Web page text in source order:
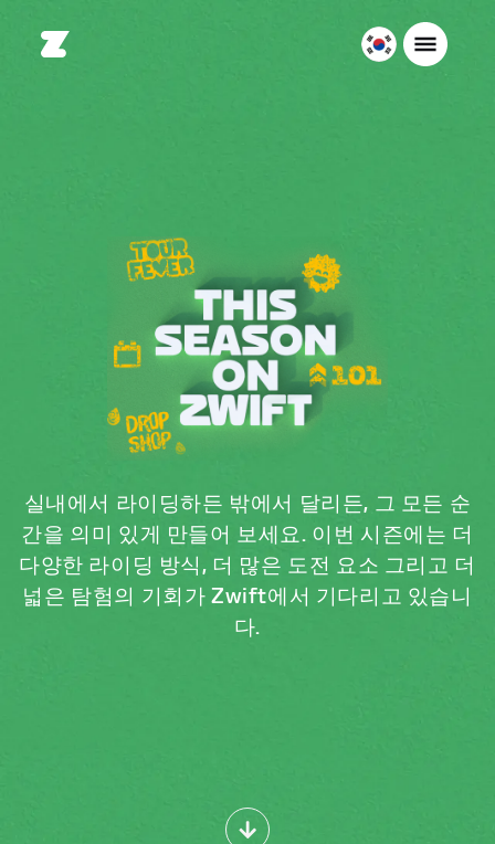
대
실내에서 라이딩하든 밖에서 달리든, 그 모든 순
간을 의미 있게 만들어 보세요. 이번 시즌에는 더
다양한 라이딩 방식, 더 많은 도전 요소 그리고 더
넓은 탐험의 기회가 Zwift에서 기다리고 있습니
다.